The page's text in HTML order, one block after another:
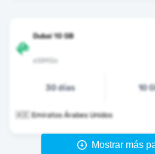
Dubai 10 GB
eSIMGo
30 días 10
🇦🇪 Emiratos Árabes Unidos
Mostrar más